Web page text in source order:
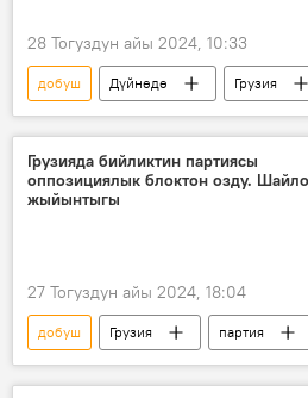
28 Тогуздун айы 2024, 10:33
добуш Дүйнөдө
Грузия
парламенттик шайлоо
партия
акция
каршылык
Саломе Зурабишвили
Грузияда бийликтин партиясы
оппозициялык блоктон озду.
жыйынтыгы
27 Тогуздун айы 2024, 18:04
добуш Грузия партия
парламент
жыйынтык